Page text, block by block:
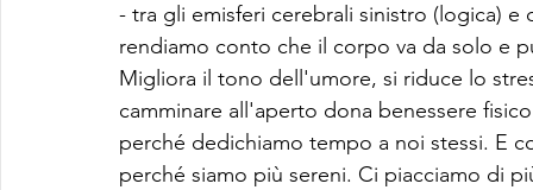
- tra gli emisferi cerebrali sinistro (logica)
rendiamo conto che il corpo va da solo e
Migliora il tono dell'umore, si riduce lo
camminare all'aperto dona benessere
perché dedichiamo tempo a noi stessi. E
perché siamo più sereni. Ci piacciamo di